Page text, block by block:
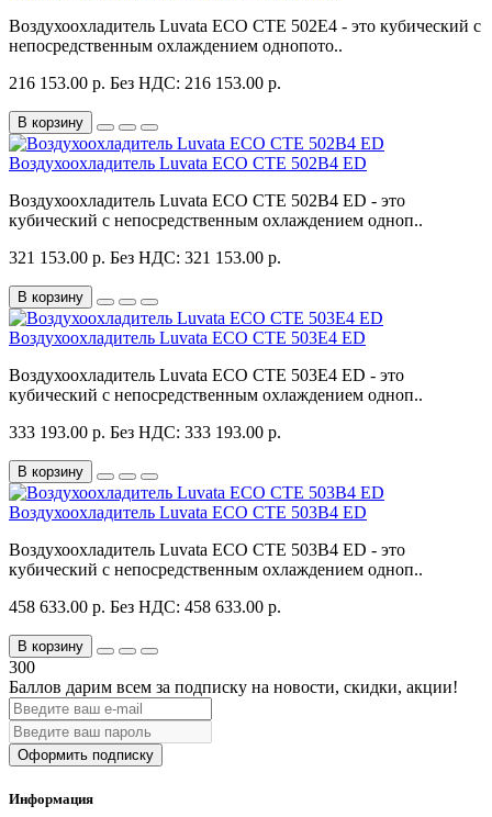
Воздухоохладитель Luvata ECO CTE 502E4 - это кубический с
непосредственным охлаждением однопото..
216 153.00 р. Без НДС: 216 153.00 р.
В корзину
Воздухоохладитель Luvata ECO CTE 502B4 ED
Воздухоохладитель Luvata ECO CTE 502B4 ED - это
кубический с непосредственным охлаждением одноп..
321 153.00 р. Без НДС: 321 153.00 р.
В корзину
Воздухоохладитель Luvata ECO CTE 503E4 ED
Воздухоохладитель Luvata ECO CTE 503E4 ED - это
кубический с непосредственным охлаждением одноп..
333 193.00 р. Без НДС: 333 193.00 р.
В корзину
Воздухоохладитель Luvata ECO CTE 503B4 ED
Воздухоохладитель Luvata ECO CTE 503B4 ED - это
кубический с непосредственным охлаждением одноп..
458 633.00 р. Без НДС: 458 633.00 р.
В корзину
300
Баллов дарим всем за подписку на новости, скидки, акции!
Оформить подписку
Информация